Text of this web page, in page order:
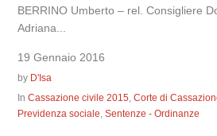
BERRINO Umberto – rel. Consigliere
Adriana...
19 Gennaio 2016
by D'Isa
InCassazione civile 2015,Corte di
Previdenza sociale,Sentenze - Ordinanze